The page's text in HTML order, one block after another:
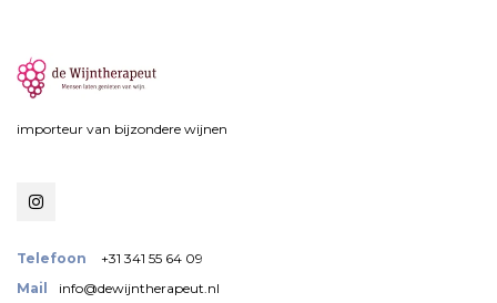
importeur van bijzondere wijnen
Telefoon
+31 341 55 64 09
Mail
info@dewijntherapeut.nl